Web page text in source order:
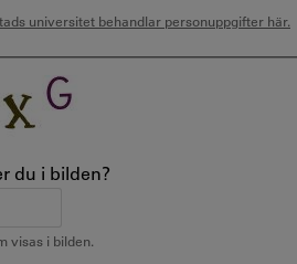
universitet behandlar personuppgifter här.
du i bilden?
visas i bilden.